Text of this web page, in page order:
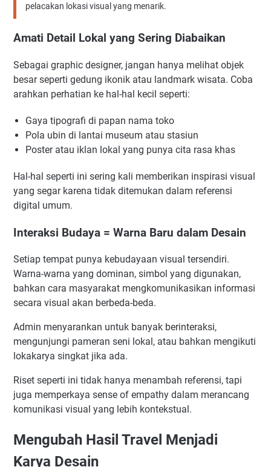
pelacakan lokasi visual yang menarik.
Amati Detail Lokal yang Sering Diabaikan
Sebagai graphic designer, jangan hanya melihat objek
besar seperti gedung ikonik atau landmark wisata. Coba
arahkan perhatian ke hal-hal kecil seperti:
Gaya tipografi di papan nama toko
Pola ubin di lantai museum atau stasiun
Poster atau iklan lokal yang punya cita rasa khas
Hal-hal seperti ini sering kali memberikan inspirasi visual
yang segar karena tidak ditemukan dalam referensi
digital umum.
Interaksi Budaya = Warna Baru dalam Desain
Setiap tempat punya kebudayaan visual tersendiri.
Warna-warna yang dominan, simbol yang digunakan,
bahkan cara masyarakat mengkomunikasikan informasi
secara visual akan berbeda-beda.
Admin menyarankan untuk banyak berinteraksi,
mengunjungi pameran seni lokal, atau bahkan mengikuti
lokakarya singkat jika ada.
Riset seperti ini tidak hanya menambah referensi, tapi
juga memperkaya sense of empathy dalam merancang
komunikasi visual yang lebih kontekstual.
Mengubah Hasil Travel Menjadi
Karya Desain